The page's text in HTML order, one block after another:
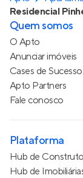
Residencial
Quem somos
O Apto
Anunciar imóveis
Cases de Sucesso
Apto Partners
Fale conosco
Plataforma
Hub de
Hub de